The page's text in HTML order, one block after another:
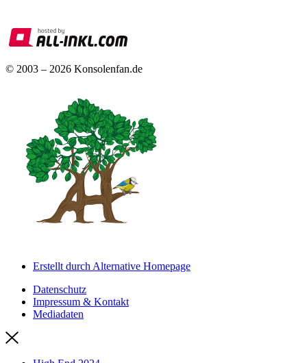
© 2003 – 2026 Konsolenfan.de
Erstellt durch Alternative Homepage
Datenschutz
Impressum & Kontakt
Mediadaten